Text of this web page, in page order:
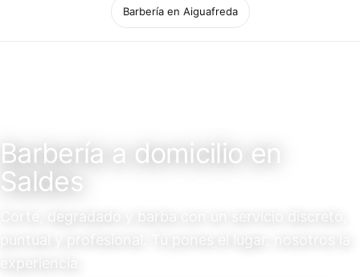
Barbería en Aiguafreda
Barbería a domicilio en
Saldes
Corte, degradado y barba con un servicio discreto,
puntual y profesional. Tú pones el lugar, nosotros la